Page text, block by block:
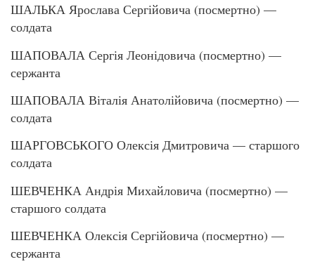
ШАЛЬКА Ярослава Сергійовича (посмертно) —
солдата
ШАПОВАЛА Сергія Леонідовича (посмертно) —
сержанта
ШАПОВАЛА Віталія Анатолійовича (посмертно) —
солдата
ШАРГОВСЬКОГО Олексія Дмитровича — старшого
солдата
ШЕВЧЕНКА Андрія Михайловича (посмертно) —
старшого солдата
ШЕВЧЕНКА Олексія Сергійовича (посмертно) —
сержанта